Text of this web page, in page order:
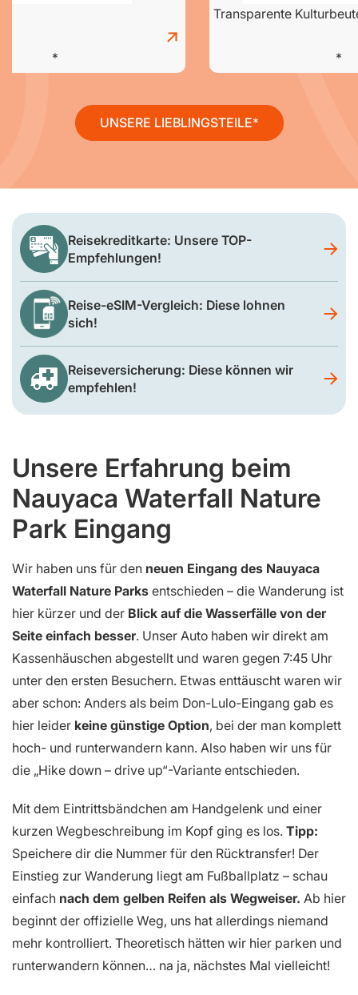
Transparente
UNSERE LIEBLINGSTEILE
Reisekreditkarte: Unsere TOP-
Empfehlungen!
Reise-eSIM-Vergleich: Diese lohnen
sich!
Reiseversicherung: Diese können wir
empfehlen!
Unsere Erfahrung beim
Nauyaca Waterfall Nature
Park Eingang
Wir haben uns für den neuen Eingang des Nauyaca
Waterfall Nature Parks entschieden – die Wanderung ist
hier kürzer und der Blick auf die Wasserfälle von der
Seite einfach besser. Unser Auto haben wir direkt am
Kassenhäuschen abgestellt und waren gegen 7:45 Uhr
unter den ersten Besuchern. Etwas enttäuscht waren wir
aber schon: Anders als beim Don-Lulo-Eingang gab es
hier leider keine günstige Option, bei der man komplett
hoch- und runterwandern kann. Also haben wir uns für
die „Hike down – drive up“-Variante entschieden.
Mit dem Eintrittsbändchen am Handgelenk und einer
kurzen Wegbeschreibung im Kopf ging es los. Tipp:
Speichere dir die Nummer für den Rücktransfer! Der
Einstieg zur Wanderung liegt am Fußballplatz – schau
einfach nach dem gelben Reifen als Wegweiser. Ab hier
beginnt der offizielle Weg, uns hat allerdings niemand
mehr kontrolliert. Theoretisch hätten wir hier parken und
runterwandern können… na ja, nächstes Mal vielleicht!